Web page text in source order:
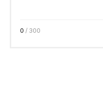
0 / 300